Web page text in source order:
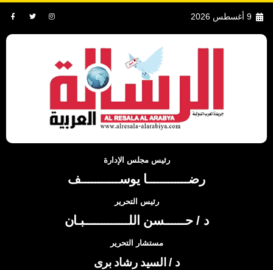
9 أغسطس 2026
رئيس مجلس الإدارة
رضــــــــــــا يوســـــــــــف
رئيس التحرير
د / حــــــسن اللـــــــــــــبـان
مستشار التحرير
د / السيد رشاد برى